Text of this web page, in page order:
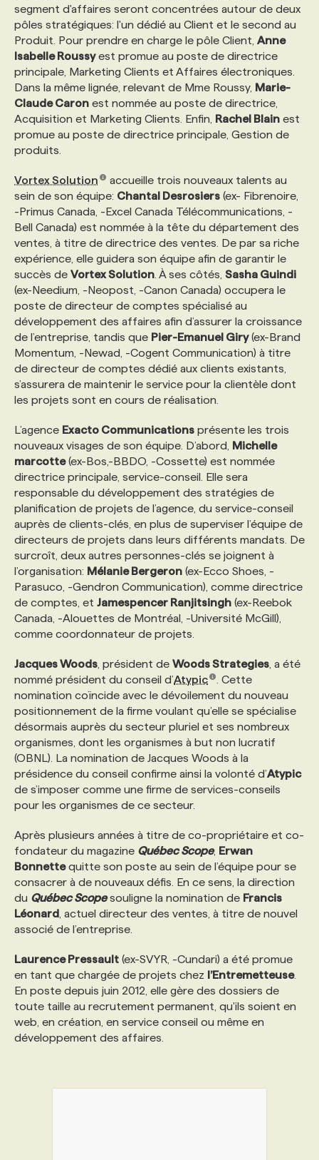
segment d'affaires seront concentrées autour de deux
pôles stratégiques: l'un dédié au Client et le second au
Produit. Pour prendre en charge le pôle Client, Anne
Isabelle Roussyest promue au poste de directrice
principale, Marketing Clients et Affaires électroniques.
Dans la même lignée, relevant de Mme Roussy, Marie-
Claude Caron est nommée au poste de directrice,
Acquisition et Marketing Clients. Enfin, Rachel Blain est
promue au poste de directrice principale, Gestion de
produits.
Vortex Solution
accueille trois nouveaux talents au
sein de son équipe: Chantal Desrosiers (ex- Fibrenoire,
-Primus Canada, -Excel Canada Télécommunications, -
Bell Canada) est nommée à la tête du département des
ventes, à titre de directrice des ventes. De par sa riche
expérience, elle guidera son équipe afin de garantir le
succès de Vortex Solution . À ses côtés, Sasha Guindi
(ex-Needium, -Neopost, -Canon Canada) occupera le
poste de directeur de comptes spécialisé au
développement des affaires afin d’assurer la croissance
de l’entreprise, tandis que Pier-Emanuel Giry(ex-Brand
Momentum, -Newad, -Cogent Communication) à titre
de directeur de comptes dédié aux clients existants,
s’assurera de maintenir le service pour la clientèle dont
les projets sont en cours de réalisation.
L’agence Exacto Communications présente les trois
nouveaux visages de son équipe. D’abord, Michelle
marcotte(ex-Bos,-BBDO, -Cossette) est nommée
directrice principale, service-conseil. Elle sera
responsable du développement des stratégies de
planification de projets de l’agence, du service-conseil
auprès de clients-clés, en plus de superviser l’équipe de
directeurs de projets dans leurs différents mandats. De
surcroît, deux autres personnes-clés se joignent à
l’organisation: Mélanie Bergeron (ex-Ecco Shoes, -
Parasuco, -Gendron Communication), comme directrice
de comptes, et Jamespencer Ranjitsingh (ex-Reebok
Canada, -Alouettes de Montréal, -Université McGill),
comme coordonnateur de projets.
Jacques Woods , président de Woods Strategies , a été
nommé président du conseil d’Atypic
. Cette
nomination coïncide avec le dévoilement du nouveau
positionnement de la firme voulant qu’elle se spécialise
désormais auprès du secteur pluriel et ses nombreux
organismes, dont les organismes à but non lucratif
(OBNL). La nomination de Jacques Woods à la
présidence du conseil confirme ainsi la volonté d’Atypic
de s’imposer comme une firme de services-conseils
pour les organismes de ce secteur.
Après plusieurs années à titre de co-propriétaire et co-
fondateur du magazine Québec Scope, Erwan
Bonnettequitte son poste au sein de l’équipe pour se
consacrer à de nouveaux défis. En ce sens, la direction
du Québec Scopesouligne la nomination de Francis
Léonard , actuel directeur des ventes, à titre de nouvel
associé de l’entreprise.
Laurence Pressault (ex-SVYR, -Cundari) a été promue
en tant que chargée de projets chez l’Entremetteuse.
En poste depuis juin 2012, elle gère des dossiers de
toute taille au recrutement permanent, qu'ils soient en
web, en création, en service conseil ou même en
développement des affaires.